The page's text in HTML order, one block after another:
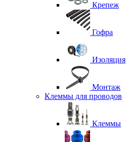
Крепеж
Гофра
Изоляция
Монтаж
Клеммы для проводов
Клеммы